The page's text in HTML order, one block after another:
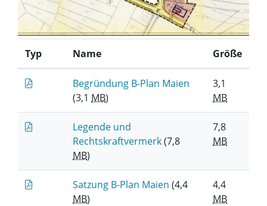
Typ Name Größe
Begründung B-Plan Maien
(3,1 MB)
3,1
MB
Legende und
Rechtskraftvermerk(7,8
MB)
7,8
MB
Satzung B-Plan Maien (4,4
MB)
4,4
MB